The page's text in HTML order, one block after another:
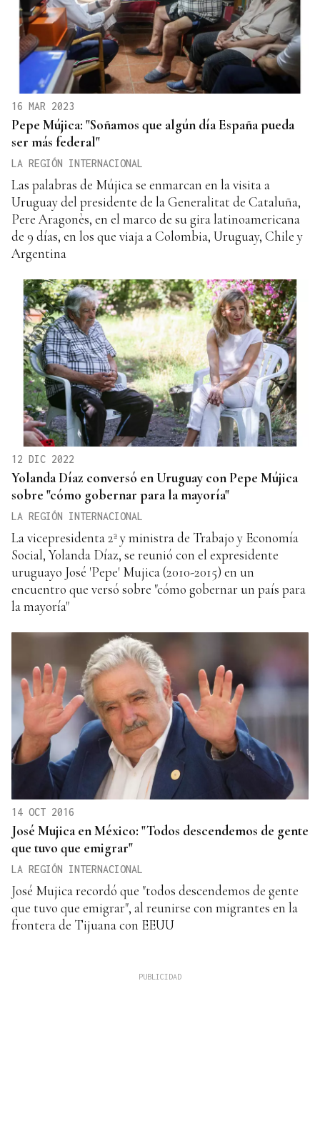
16 MAR 2023
Pepe Mújica: "Soñamos que algún día España pueda
ser más federal"
LA REGIÓN INTERNACIONAL
Las palabras de Mújica se enmarcan en la visita a
Uruguay del presidente de la Generalitat de Cataluña,
Pere Aragonès, en el marco de su gira latinoamericana
de 9 días, en los que viaja a Colombia, Uruguay, Chile y
Argentina
12 DIC 2022
Yolanda Díaz conversó en Uruguay con Pepe Mújica
sobre "cómo gobernar para la mayoría"
LA REGIÓN INTERNACIONAL
La vicepresidenta 2ª y ministra de Trabajo y Economía
Social, Yolanda Díaz, se reunió con el expresidente
uruguayo José 'Pepe' Mujica (2010-2015) en un
encuentro que versó sobre "cómo gobernar un país para
la mayoría"
14 OCT 2016
José Mujica en México: "Todos descendemos de gente
que tuvo que emigrar"
LA REGIÓN INTERNACIONAL
José Mujica recordó que "todos descendemos de gente
que tuvo que emigrar", al reunirse con migrantes en la
frontera de Tijuana con EEUU